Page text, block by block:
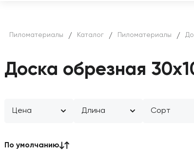
Пиломатериалы / Каталог / Пиломатериалы /
Доска обрезная
Цена Длина Сорт
По умолчанию